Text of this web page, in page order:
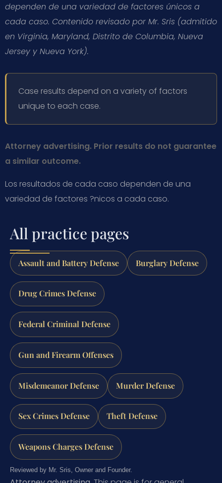
dependen de una variedad de factores únicos a
cada caso. Contenido revisado por Mr. Sris (admitido
en Virginia, Maryland, Distrito de Columbia, Nueva
Jersey y Nueva York).
Case results depend on a variety of factors
unique to each case.
Attorney advertising. Prior results do not guarantee
a similar outcome.
Los resultados de cada caso dependen de una
variedad de factores ?nicos a cada caso.
All practice pages
Assault and Battery Defense Burglary Defense
Drug Crimes Defense
Federal Criminal Defense
Gun and Firearm Offenses
Misdemeanor Defense Murder Defense
Sex Crimes Defense Theft Defense
Weapons Charges Defense
Reviewed by Mr. Sris, Owner and Founder.